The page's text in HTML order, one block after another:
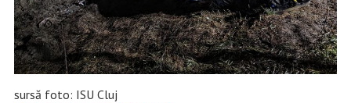
sursă foto: ISU Cluj